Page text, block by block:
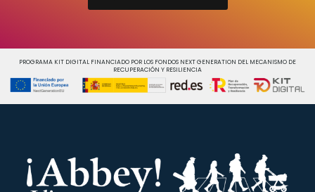
PROGRAMA KIT DIGITAL FINANCIADO POR LOS FONDOS NEXT GENERATION DEL MECANISMO DE
RECUPERACIÓN Y RESILIENCIA